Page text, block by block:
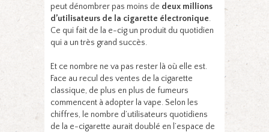
peut dénombrer pas moins de deux millions
d’utilisateurs de la cigarette électronique.
Ce qui fait de la e-cig un produit du quotidien
qui a un très grand succès.
Et ce nombre ne va pas rester là où elle est.
Face au recul des ventes de la cigarette
classique, de plus en plus de fumeurs
commencent à adopter la vape. Selon les
chiffres, le nombre d’utilisateurs quotidiens
de la e-cigarette aurait doublé en l’espace de